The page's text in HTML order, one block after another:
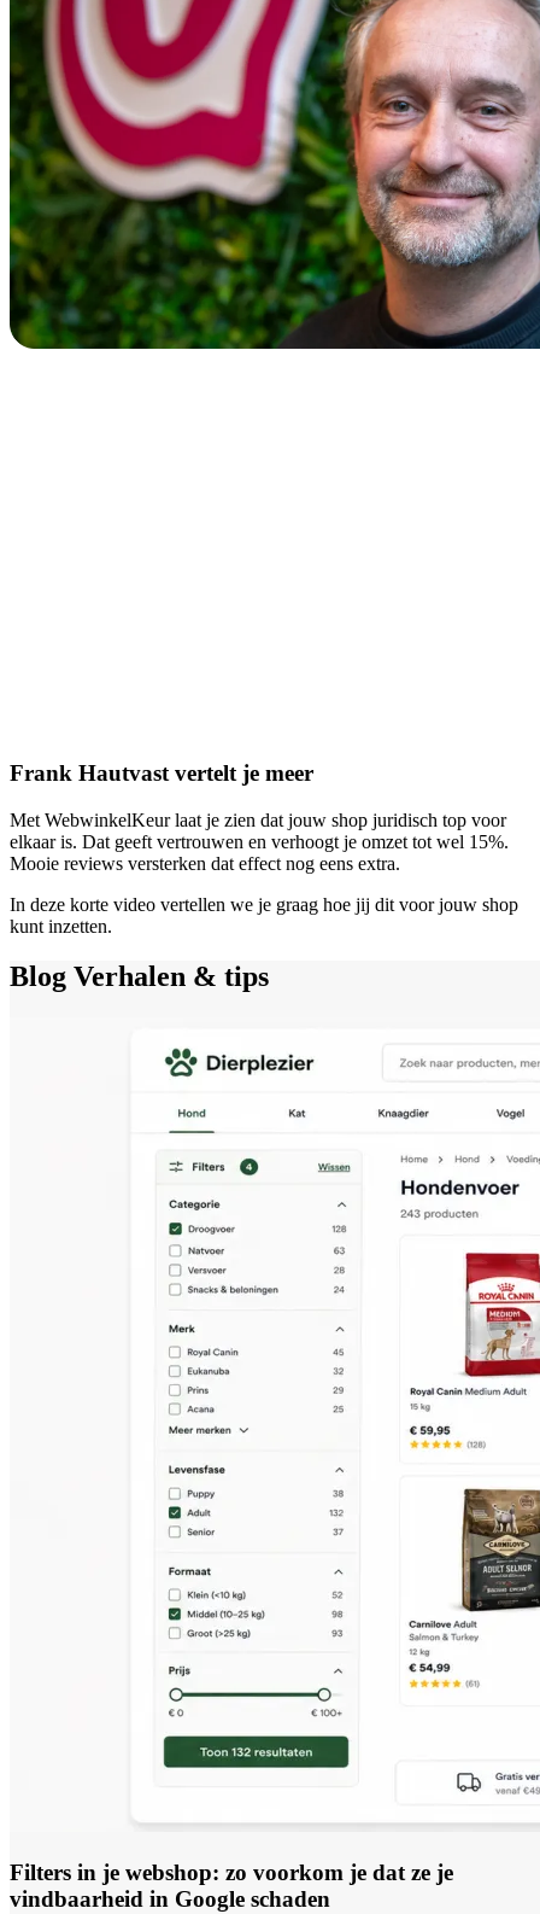
Frank Hautvast vertelt je meer
Met WebwinkelKeur laat je zien dat jouw shop juridisch top voor
elkaar is. Dat geeft vertrouwen en verhoogt je omzet tot wel 15%.
Mooie reviews versterken dat effect nog eens extra.
In deze korte video vertellen we je graag hoe jij dit voor jouw shop
kunt inzetten.
Blog Verhalen & tips
Filters in je webshop: zo voorkom je dat ze je
vindbaarheid in Google schaden